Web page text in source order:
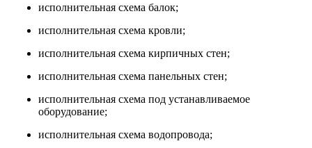
исполнительная схема балок;
исполнительная схема кровли;
исполнительная схема кирпичных стен;
исполнительная схема панельных стен;
исполнительная схема под устанавливаемое
оборудование;
исполнительная схема водопровода;